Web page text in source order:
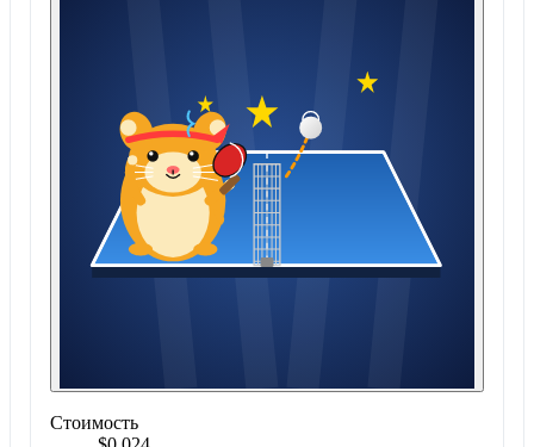
Стоимость